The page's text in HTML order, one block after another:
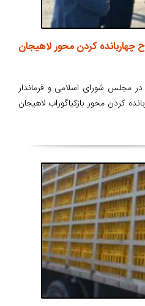
کردن محور لاهیجان
در مجلس شورای اسلامی و فرماندار
کردن محور بازکیاگوراب لاهیجان